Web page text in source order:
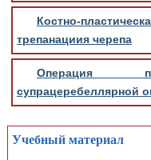
Костно-
трепанациия черепа
Операция
супрацеребеллярной
Учебный материал